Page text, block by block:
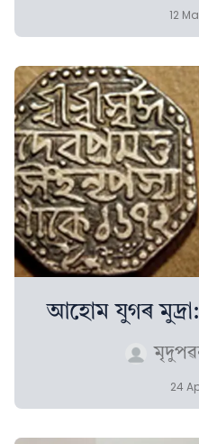
12
আহোম যুগৰ
24